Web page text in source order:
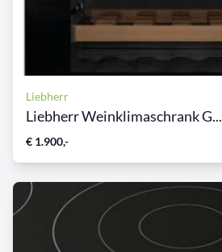
Liebherr
Liebherr Weinklimaschrank G...
€ 1.900,-